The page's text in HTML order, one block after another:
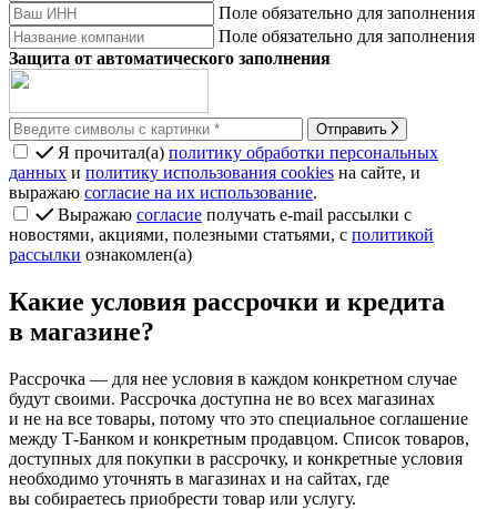
Поле обязательно для заполнения
Поле обязательно для заполнения
Защита от автоматического заполнения
Отправить
Я прочитал(а) политику обработки персональных
данных и политику использования cookies на сайте, и
выражаю согласие на их использование.
Выражаю согласие получать e-mail рассылки с
новостями, акциями, полезными статьями, с политикой
рассылки ознакомлен(а)
Какие условия рассрочки и кредита
в магазине?
Рассрочка — для нее условия в каждом конкретном случае
будут своими. Рассрочка доступна не во всех магазинах
и не на все товары, потому что это специальное соглашение
между Т‑Банком и конкретным продавцом. Список товаров,
доступных для покупки в рассрочку, и конкретные условия
необходимо уточнять в магазинах и на сайтах, где
вы собираетесь приобрести товар или услугу.